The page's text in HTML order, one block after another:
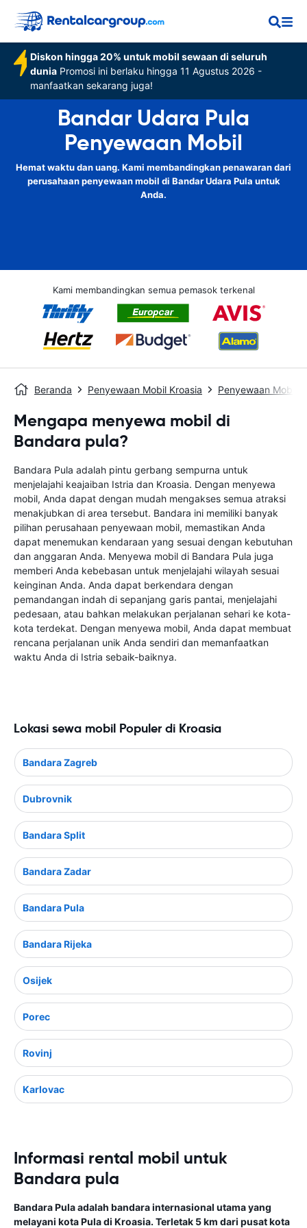
Diskon hingga 20% untuk mobil sewaan di seluruh
dunia Promosi ini berlaku hingga 11 Agustus 2026 -
manfaatkan sekarang juga!
Bandar Udara Pula
Penyewaan Mobil
Hemat waktu dan uang. Kami membandingkan penawaran dari
perusahaan penyewaan mobil di Bandar Udara Pula untuk
Anda.
Kami membandingkan semua pemasok terkenal
Beranda Penyewaan Mobil Kroasia Penyewaan Mobil
Mengapa menyewa mobil di
Bandara pula?
Bandara Pula adalah pintu gerbang sempurna untuk
menjelajahi keajaiban Istria dan Kroasia. Dengan menyewa
mobil, Anda dapat dengan mudah mengakses semua atraksi
menakjubkan di area tersebut. Bandara ini memiliki banyak
pilihan perusahaan penyewaan mobil, memastikan Anda
dapat menemukan kendaraan yang sesuai dengan kebutuhan
dan anggaran Anda. Menyewa mobil di Bandara Pula juga
memberi Anda kebebasan untuk menjelajahi wilayah sesuai
keinginan Anda. Anda dapat berkendara dengan
pemandangan indah di sepanjang garis pantai, menjelajahi
pedesaan, atau bahkan melakukan perjalanan sehari ke kota-
kota terdekat. Dengan menyewa mobil, Anda dapat membuat
rencana perjalanan unik Anda sendiri dan memanfaatkan
waktu Anda di Istria sebaik-baiknya.
Lokasi sewa mobil Populer di Kroasia
Bandara Zagreb
Dubrovnik
Bandara Split
Bandara Zadar
Bandara Pula
Bandara Rijeka
Osijek
Porec
Rovinj
Karlovac
Informasi rental mobil untuk
Bandara pula
Bandara Pula adalah bandara internasional utama yang
melayani kota Pula di Kroasia. Terletak 5 km dari pusat kota